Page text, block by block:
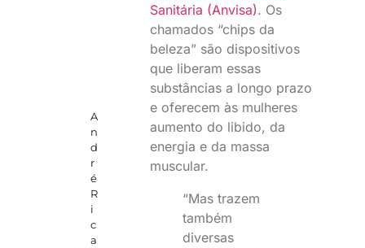
A
n
d
r
é
R
i
c
a
Sanitária (Anvisa). Os
chamados “chips da
beleza” são dispositivos
que liberam essas
substâncias a longo prazo
e oferecem às mulheres
aumento do libido, da
energia e da massa
muscular.
“Mas trazem
também
diversas